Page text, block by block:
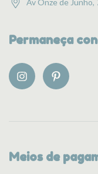
Av Onze de Junho,
Permaneça
Meios de